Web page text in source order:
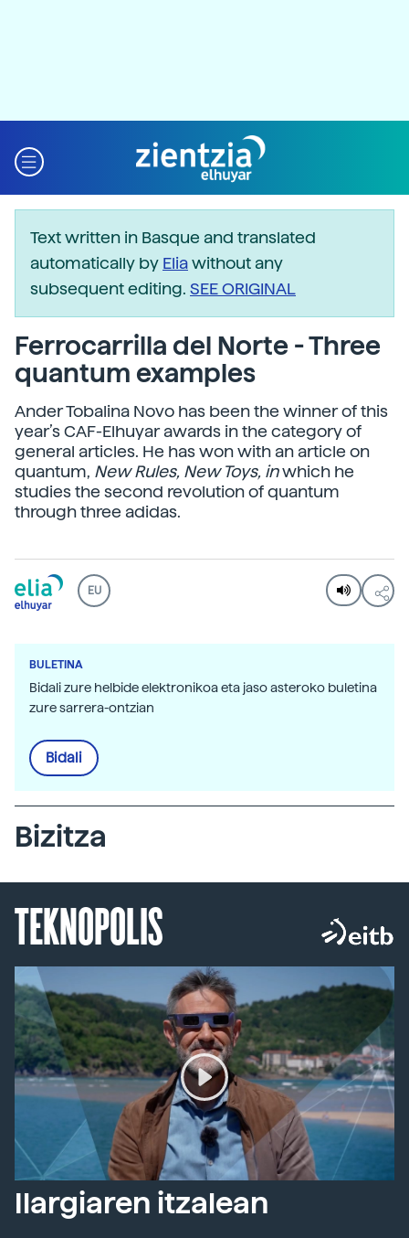
Text written in Basque and translated
automatically by Eliawithout any
subsequent editing. SEE ORIGINAL
Ferrocarrilla del Norte - Three
quantum examples
Ander Tobalina Novo has been the winner of this
year’s CAF-Elhuyar awards in the category of
general articles. He has won with an article on
quantum, New Rules, New Toys, inwhich he
studies the second revolution of quantum
through three adidas.
EU
BULETINA
Bidali zure helbide elektronikoa eta jaso asteroko buletina
zure sarrera-ontzian
Bidali
Bizitza
TEKNOPOLIS
Ilargiaren itzalean